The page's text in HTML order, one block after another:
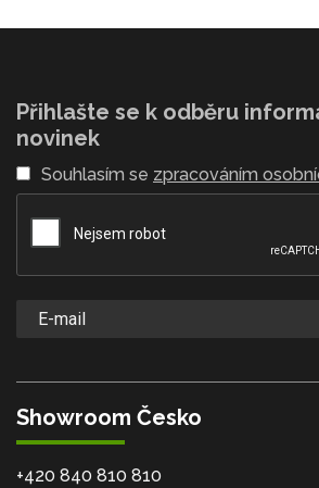
Přihlašte se k odběru
novinek
Souhlasím se zpracováním
Showroom Česko
+420 840 810 810